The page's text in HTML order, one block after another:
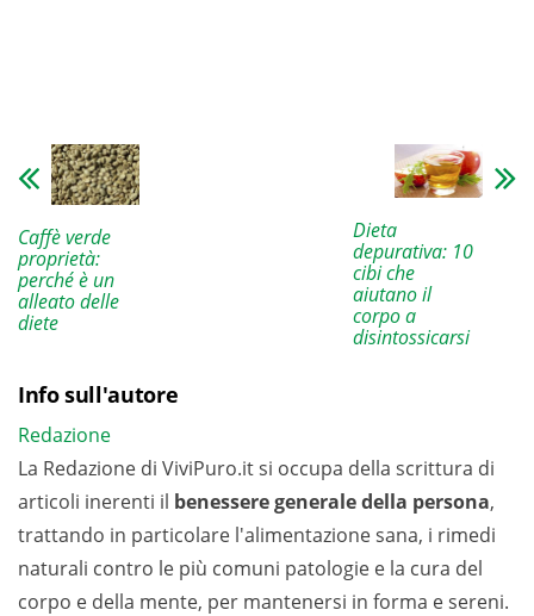
Caffè verde
proprietà:
perché è un
alleato delle
diete
Dieta
depurativa: 10
cibi che
aiutano il
corpo a
disintossicarsi
Info sull'autore
Redazione
La Redazione di ViviPuro.it si occupa della scrittura di
articoli inerenti il benessere generale della persona,
trattando in particolare l'alimentazione sana, i rimedi
naturali contro le più comuni patologie e la cura del
corpo e della mente, per mantenersi in forma e sereni.